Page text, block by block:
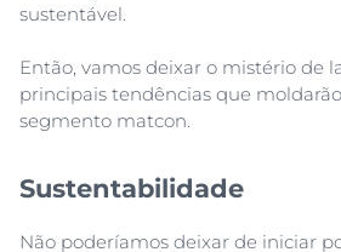
sustentável.
Então, vamos deixar o mistério de
principais tendências que
segmento matcon.
Sustentabilidade
Não poderíamos deixar de iniciar